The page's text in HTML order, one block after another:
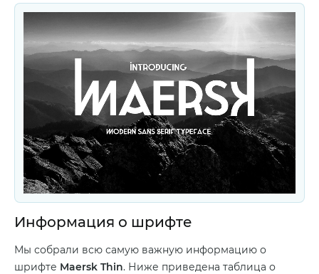
Информация о шрифте
Мы собрали всю самую важную информацию о
шрифте Maersk Thin. Ниже приведена таблица о